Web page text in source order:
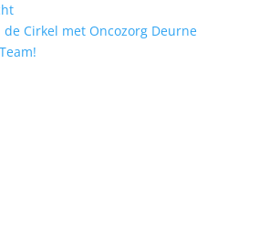
Cirkel met Oncozorg Deurne